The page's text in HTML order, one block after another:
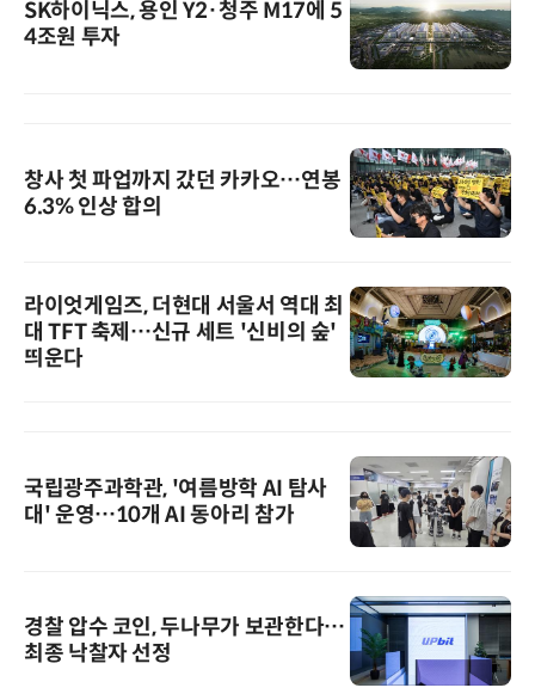
SK하이닉스, 용인 Y2·청주 M17에 5
4조원 투자
창사 첫 파업까지 갔던 카카오…연봉
6.3% 인상 합의
라이엇게임즈, 더현대 서울서 역대 최
대 TFT 축제…신규 세트 '신비의 숲'
띄운다
국립광주과학관, '여름방학 AI 탐사
대' 운영…10개 AI 동아리 참가
경찰 압수 코인, 두나무가 보관한다…
최종 낙찰자 선정